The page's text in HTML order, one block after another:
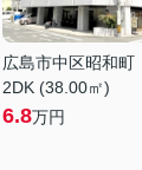
広島市中区昭和町
2DK (38.00㎡)
6.8万円